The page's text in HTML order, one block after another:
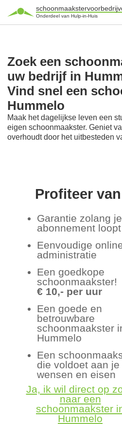
Onderdeel van Hulp-in-Huis
Zoek een
uw bedrijf in
Vind snel een
Hummelo
Maak het dagelijkse leven een
eigen schoonmaakster. Geniet
overhoudt door het uitbesteden
Profiteer
Garantie zolang je
abonnement loopt
Eenvoudige
administratie
Een goedkope
schoonmaakster!
€ 10,- per uur
Een goede en
betrouwbare
schoonmaakster
Hummelo
Een
die voldoet aan je
wensen en eisen
Ja, ik wil direct op
naar een
schoonmaakster
Hummelo